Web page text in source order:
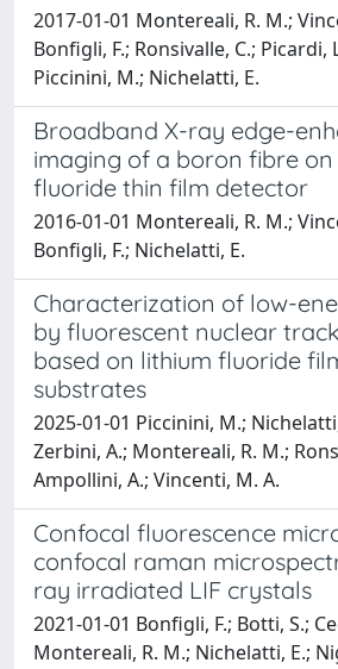
2017-01-01 Montereali, R. M.;
Bonfigli, F.; Ronsivalle, C.; Picardi,
Piccinini, M.; Nichelatti, E.
Broadband X-ray edge-
imaging of a boron fibre on
fluoride thin film detector
2016-01-01 Montereali, R. M.;
Bonfigli, F.; Nichelatti, E.
Characterization of low-
by fluorescent nuclear
based on lithium fluoride
substrates
2025-01-01 Piccinini, M.;
Zerbini, A.; Montereali, R. M.;
Ampollini, A.; Vincenti, M. A.
Confocal fluorescence
confocal raman
ray irradiated LIF crystals
2021-01-01 Bonfigli, F.; Botti, S.;
Montereali, R. M.; Nichelatti, E.;